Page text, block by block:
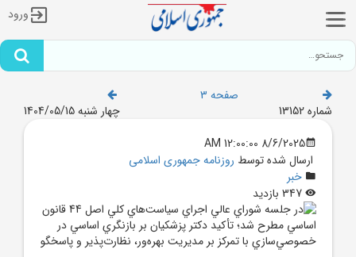
ورود
صفحه 3
شماره 13152
چهار شنبه 1404/05/15
8/6/2025 12:00:00 AM
ارسال شده توسط روزنامه جمهوری اسلامی
خبر